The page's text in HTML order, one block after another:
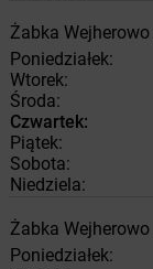
Żabka Wejherowo
Poniedziałek:
Wtorek:
Środa:
Czwartek:
Piątek:
Sobota:
Niedziela:
Żabka Wejherowo
Poniedziałek: